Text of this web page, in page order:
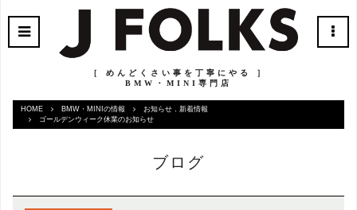
［ めんどくさい事を丁寧にやる ］
BMW・MINI専門店
HOME BMW・MINIの情報
お知らせ．新着情報
ゴールデンウィーク休業のお知らせ
ブログ